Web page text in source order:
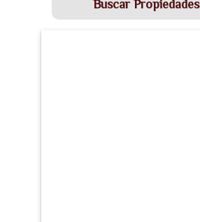
Buscar Propiedades